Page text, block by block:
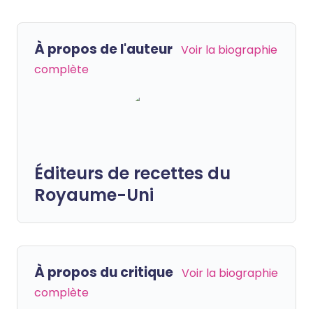
À propos de l'auteur Voir la biographie
complète
Éditeurs de recettes du
Royaume-Uni
À propos du critique Voir la biographie
complète